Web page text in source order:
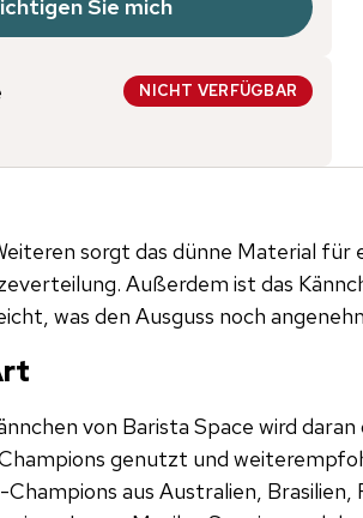
Sie mich
NICHT VERFÜGBAR
sorgt das dünne Material für
Außerdem ist das
was den Ausguss noch
von Barista Space wird daran
genutzt und
aus Australien, Brasilien,